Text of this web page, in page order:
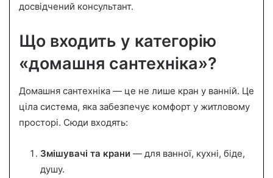
досвідчений консультант.
Що входить у категорію
«домашня сантехніка»?
Домашня сантехніка — це не лише кран у ванній. Це
ціла система, яка забезпечує комфорт у житловому
просторі. Сюди входять:
Змішувачі та крани — для ванної, кухні, біде,
душу.